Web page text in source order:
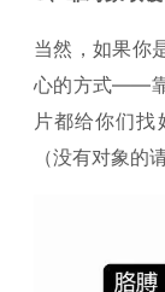
当然，如果你
心的方式——靠
片都给你们找
（没有对象的